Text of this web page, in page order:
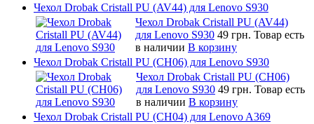
Чехол Drobak Cristall PU (AV44) для Lenovo S930
Чехол Drobak Cristall PU (AV44)
для Lenovo S930 49 грн. Товар есть
в наличии В корзину
Чехол Drobak Cristall PU (CH06) для Lenovo S930
Чехол Drobak Cristall PU (CH06)
для Lenovo S930 49 грн. Товар есть
в наличии В корзину
Чехол Drobak Cristall PU (CH04) для Lenovo A369